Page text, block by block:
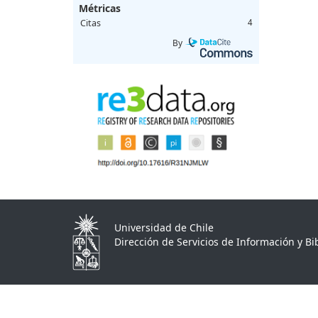
Métricas
Citas 4
By
Universidad de Chile
Dirección de Servicios de Información y